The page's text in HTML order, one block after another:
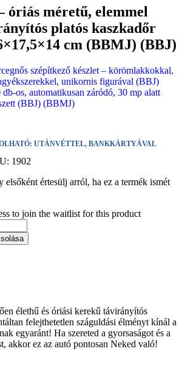
óriás méretű, elemmel
platós kaszkadőr
cm (BBMJ) (BBJ)
szépítkező készlet – körömlakkokkal,
unikornis figurával (BBJ)
os, automatikusan záródó, 30 mp alatt
(BBJ) (BBMJ)
UTÁNVÉTTEL, BANKKÁRTYÁVAL
1902
elsőként értesülj arról, ha ez a termék ismét
to join the waitlist for this product
élethű és óriási kerekű távirányítós
felejthetetlen száguldási élményt kínál a
egyaránt! Ha szereted a gyorsaságot és a
akkor ez az autó pontosan Neked való!